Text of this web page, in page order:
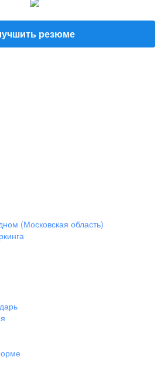
резюме
(Московская область)